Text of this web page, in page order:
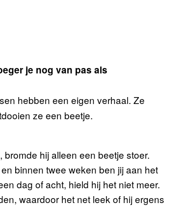
je nog van pas als
hebben een eigen verhaal. Ze
ze een beetje.
hij alleen een beetje stoer.
binnen twee weken ben jij aan het
dag of acht, hield hij het niet meer.
waardoor het net leek of hij ergens